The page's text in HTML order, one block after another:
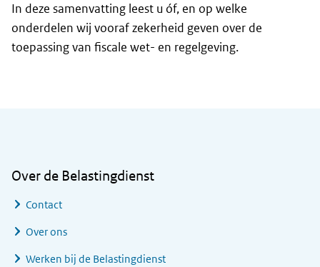
In deze samenvatting leest u óf, en op welke
onderdelen wij vooraf zekerheid geven over de
toepassing van fiscale wet- en regelgeving.
Over de Belastingdienst
Contact
Over ons
Werken bij de Belastingdienst